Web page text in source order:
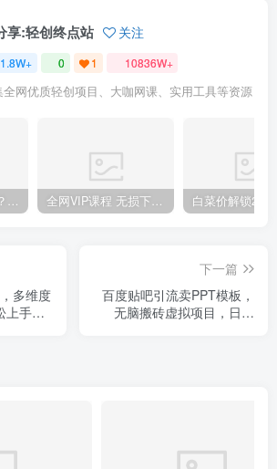
享:轻创终点站 关注
1.8W+ 0 1 10836W+
全网优质轻创项目、大咖网课、实用工具等资源
你还在到处找项目？还在当韭菜？我靠卖项目一个月收入5万+，曾经我也是个失败者。 全网VIP课程 无损下载~.~
多维度
上手
下一篇
百度贴吧引流卖PPT模板，
无脑搬砖虚拟项目，日赚